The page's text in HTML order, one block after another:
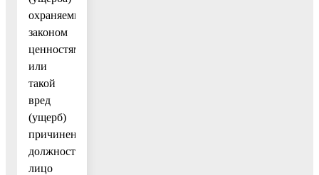
охраняемым
законом
ценностям
или
такой
вред
(ущерб)
причинен,
должностное
лицо